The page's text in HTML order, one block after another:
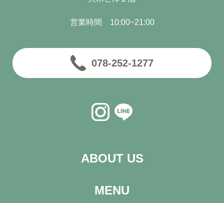
営業時間 10:00~21:00
078-252-1277
ABOUT US
MENU